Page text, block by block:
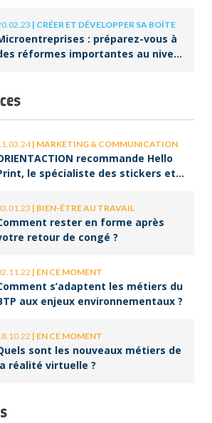
| CRÉER ET DÉVELOPPER SA BOÎTE
: préparez-vous à
réformes importantes au niveau
| MARKETING & COMMUNICATION
recommande Hello
le spécialiste des stickers et
| BIEN-ÊTRE AU TRAVAIL
rester en forme après
retour de congé ?
| EN CE MOMENT
s’adaptent les métiers du
aux enjeux environnementaux ?
| EN CE MOMENT
sont les nouveaux métiers de
réalité virtuelle ?